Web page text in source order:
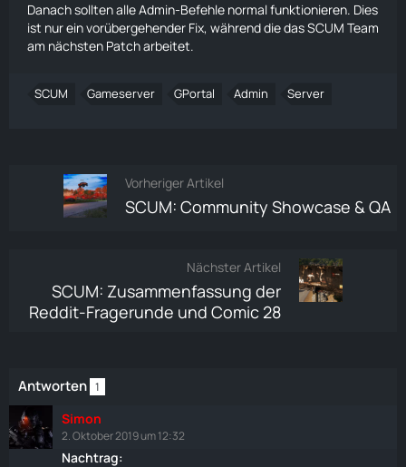
Danach sollten alleAdmin-Befehle normal funktionieren. Dies
ist nur ein vorübergehender Fix, während die das SCUM Team
am nächsten Patch arbeitet.
SCUM Gameserver GPortal Admin Server
Vorheriger Artikel
SCUM: Community Showcase & QA
Nächster Artikel
SCUM: Zusammenfassung der
Reddit-Fragerunde und Comic 28
Antworten 1
Simon
2. Oktober 2019 um 12:32
Nachtrag: